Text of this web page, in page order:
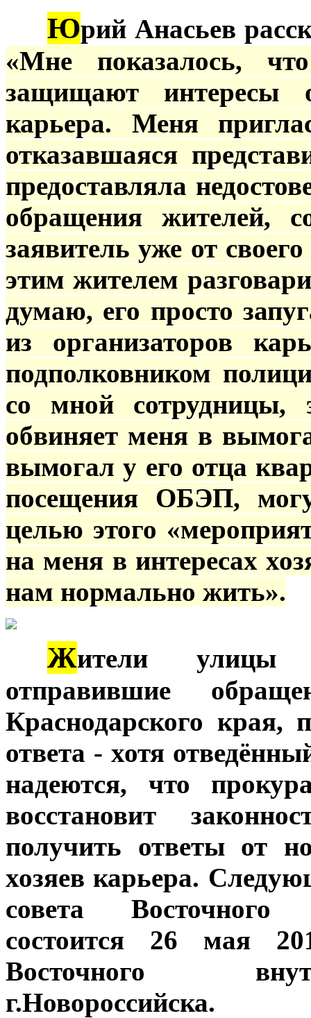
Юрий Анасьев
«Мне показалось,
защищают интересы
карьера. Меня
отказавшаяся
предоставляла
обращения жителей,
заявитель уже от
этим жителем
думаю, его просто
из организаторов
подполковником
со мной сотрудницы,
обвиняет меня в
вымогал у его отца
посещения ОБЭП, могу
целью этого
на меня в интересах
нам нормально жить».
Жители улицы
отправившие
Краснодарского края,
ответа - хотя
надеются, что
восстановит
получить ответы от
хозяев карьера.
совета Восточного
состоится 26 мая
Восточного
г.Новороссийска.